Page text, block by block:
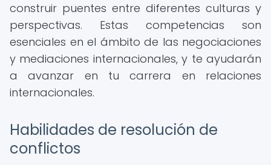
construir puentes entre diferentes culturas y
perspectivas. Estas competencias son
esenciales en el ámbito de las negociaciones
y mediaciones internacionales, y te ayudarán
a avanzar en tu carrera en relaciones
internacionales.
Habilidades de resolución de
conflictos